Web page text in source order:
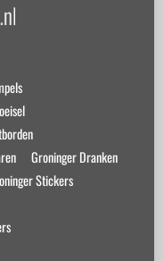
Groninger Dranken
Stickers